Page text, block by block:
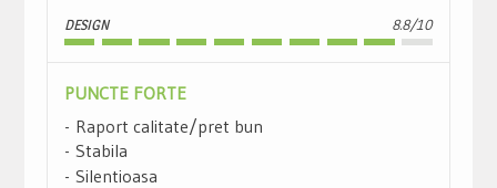
DESIGN 8.8/10
PUNCTE FORTE
Raport calitate/pret bun
Stabila
Silentioasa